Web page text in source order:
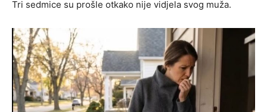
Tri sedmice su prošle otkako nije vidjela svog muža.